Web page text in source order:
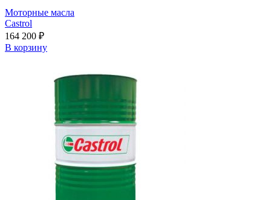
Моторные масла
Castrol
164 200 ₽
В корзину